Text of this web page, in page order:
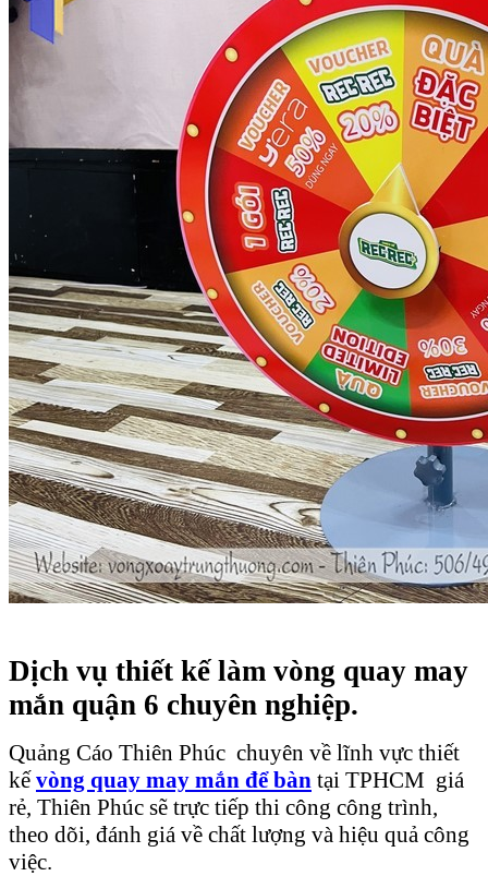
Dịch vụ thiết kế làm vòng quay may
mắn quận 6 chuyên nghiệp.
Quảng Cáo Thiên Phúc chuyên về lĩnh vực thiết
kếvòng quay may mắn để bàn tại TPHCM giá
rẻ, Thiên Phúc sẽ trực tiếp thi công công trình,
theo dõi, đánh giá về chất lượng và hiệu quả công
việc.